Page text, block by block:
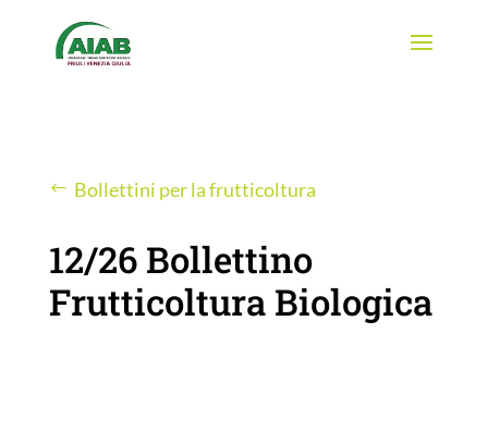
Bollettini per la frutticoltura
12/26 Bollettino
Frutticoltura Biologica